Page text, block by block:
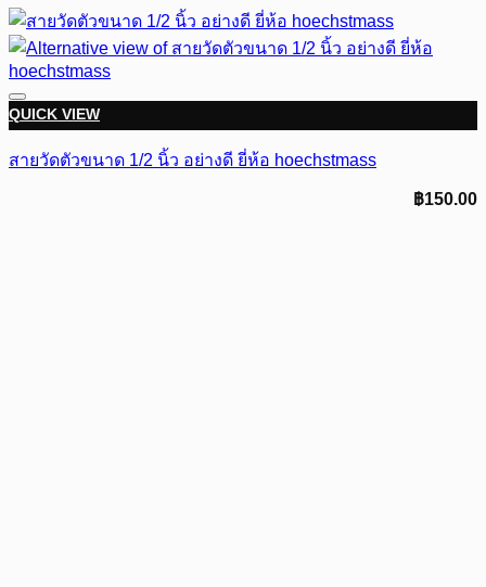
QUICK VIEW
สายวัดตัวขนาด 1/2 นิ้ว อย่างดี ยี่ห้อ hoechstmass
฿150.00